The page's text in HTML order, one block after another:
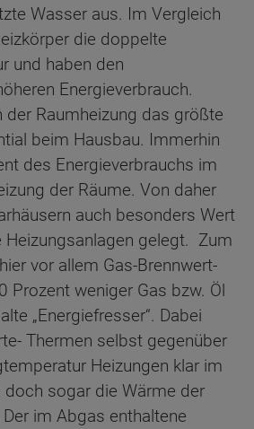
Wasser aus. Im Vergleich
die doppelte
und haben den
Energieverbrauch.
der Raumheizung das größte
beim Hausbau. Immerhin
des Energieverbrauchs im
der Räume. Von daher
auch besonders Wert
Heizungsanlagen gelegt. Zum
vor allem Gas-Brennwert-
Prozent weniger Gas bzw. Öl
„Energiefresser“. Dabei
Thermen selbst gegenüber
Heizungen klar im
doch sogar die Wärme der
im Abgas enthaltene